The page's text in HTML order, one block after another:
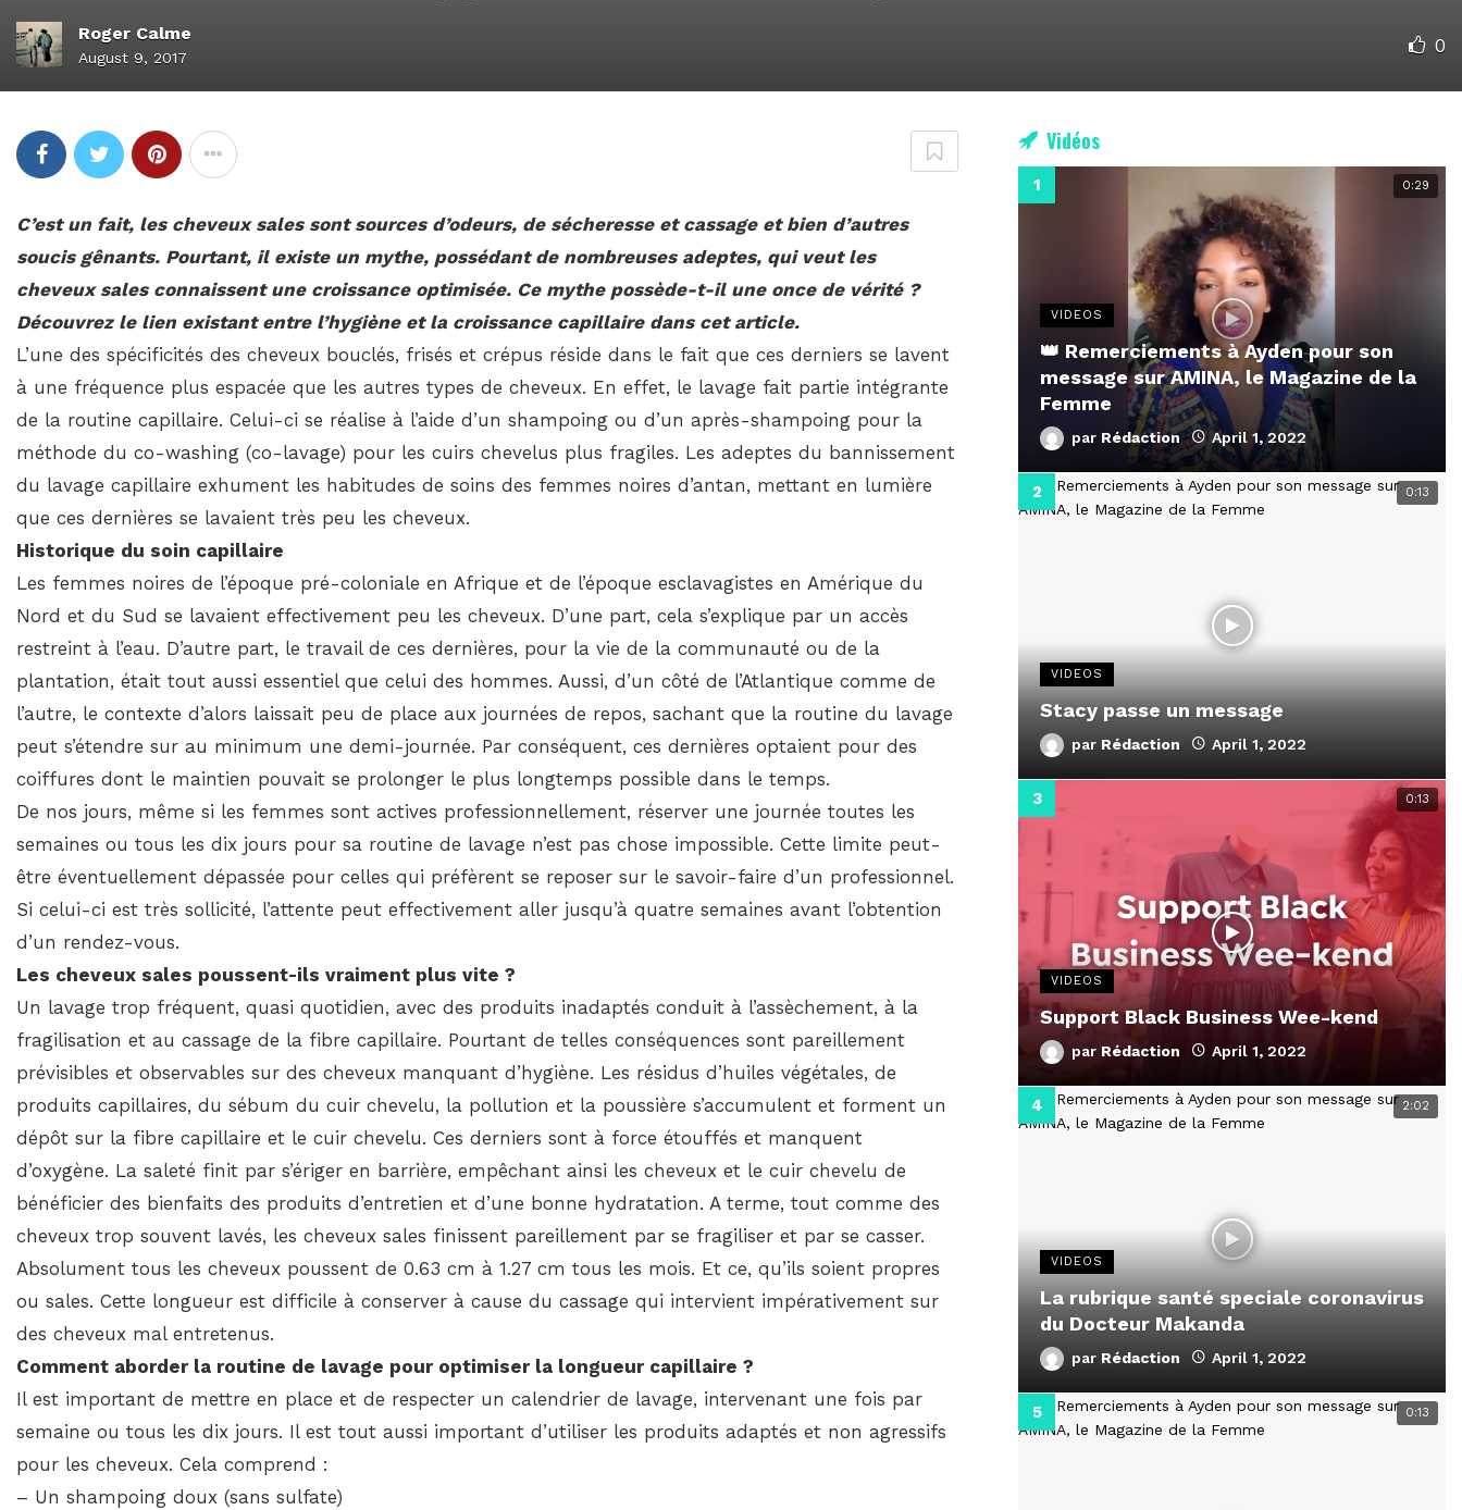
Roger Calme
August 9, 2017
0
C’est un fait, les cheveux sales sont sources d’odeurs, de sécheresse et cassage et bien d’autres
soucis gênants. Pourtant, il existe un mythe, possédant de nombreuses adeptes, qui veut les
cheveux sales connaissent une croissance optimisée. Ce mythe possède-t-il une once de vérité ?
Découvrez le lien existant entre l’hygiène et la croissance capillaire dans cet article.
L’une des spécificités des cheveux bouclés, frisés et crépus réside dans le fait que ces derniers se lavent
à une fréquence plus espacée que les autres types de cheveux. En effet, le lavage fait partie intégrante
de la routine capillaire. Celui-ci se réalise à l’aide d’un shampoing ou d’un après-shampoing pour la
méthode du co-washing (co-lavage) pour les cuirs chevelus plus fragiles. Les adeptes du bannissement
du lavage capillaire exhument les habitudes de soins des femmes noires d’antan, mettant en lumière
que ces dernières se lavaient très peu les cheveux.
Historique du soin capillaire
Les femmes noires de l’époque pré-coloniale en Afrique et de l’époque esclavagistes en Amérique du
Nord et du Sud se lavaient effectivement peu les cheveux. D’une part, cela s’explique par un accès
restreint à l’eau. D’autre part, le travail de ces dernières, pour la vie de la communauté ou de la
plantation, était tout aussi essentiel que celui des hommes. Aussi, d’un côté de l’Atlantique comme de
l’autre, le contexte d’alors laissait peu de place aux journées de repos, sachant que la routine du lavage
peut s’étendre sur au minimum une demi-journée. Par conséquent, ces dernières optaient pour des
coiffures dont le maintien pouvait se prolonger le plus longtemps possible dans le temps.
De nos jours, même si les femmes sont actives professionnellement, réserver une journée toutes les
semaines ou tous les dix jours pour sa routine de lavage n’est pas chose impossible. Cette limite peut-
être éventuellement dépassée pour celles qui préfèrent se reposer sur le savoir-faire d’un professionnel.
Si celui-ci est très sollicité, l’attente peut effectivement aller jusqu’à quatre semaines avant l’obtention
d’un rendez-vous.
Les cheveux sales poussent-ils vraiment plus vite ?
Un lavage trop fréquent, quasi quotidien, avec des produits inadaptés conduit à l’assèchement, à la
fragilisation et au cassage de la fibre capillaire. Pourtant de telles conséquences sont pareillement
prévisibles et observables sur des cheveux manquant d’hygiène. Les résidus d’huiles végétales, de
produits capillaires, du sébum du cuir chevelu, la pollution et la poussière s’accumulent et forment un
dépôt sur la fibre capillaire et le cuir chevelu. Ces derniers sont à force étouffés et manquent
d’oxygène. La saleté finit par s’ériger en barrière, empêchant ainsi les cheveux et le cuir chevelu de
bénéficier des bienfaits des produits d’entretien et d’une bonne hydratation. A terme, tout comme des
cheveux trop souvent lavés, les cheveux sales finissent pareillement par se fragiliser et par se casser.
Absolument tous les cheveux poussent de 0.63 cm à 1.27 cm tous les mois. Et ce, qu’ils soient propres
ou sales. Cette longueur est difficile à conserver à cause du cassage qui intervient impérativement sur
des cheveux mal entretenus.
Comment aborder la routine de lavage pour optimiser la longueur capillaire ?
Il est important de mettre en place et de respecter un calendrier de lavage, intervenant une fois par
semaine ou tous les dix jours. Il est tout aussi important d’utiliser les produits adaptés et non agressifs
pour les cheveux. Cela comprend :
– Un shampoing doux (sans sulfate)
Vidéos
0:29
VIDEOS
👑 Remerciements à Ayden pour son
message sur AMINA, le Magazine de la
Femme
par Rédaction April 1, 2022
0:13
VIDEOS
Stacy passe un message
par Rédaction April 1, 2022
0:13
VIDEOS
Support Black Business Wee-kend
par Rédaction April 1, 2022
2:02
VIDEOS
La rubrique santé speciale coronavirus
du Docteur Makanda
par Rédaction April 1, 2022
0:13